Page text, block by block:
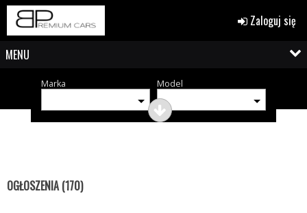
Zaloguj się
MENU
Marka Model
OGŁOSZENIA (170)